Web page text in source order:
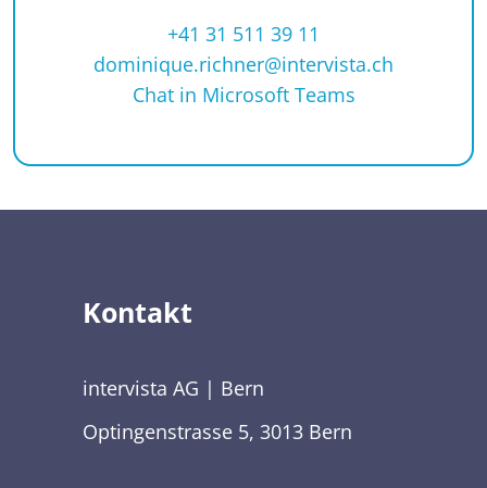
+41 31 511 39 11
dominique.richner@intervista.ch
Chat in Microsoft Teams
Kontakt
intervista AG | Bern
Optingenstrasse 5, 3013 Bern